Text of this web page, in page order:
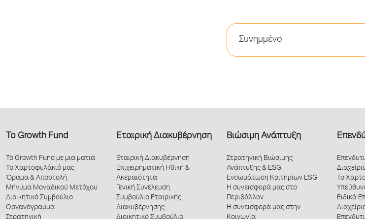
Συνημμένο
Το Growth Fund
Το Growth Fund με μια ματιά
Το Χαρτοφυλάκιό μας
Όραμα & Αποστολή
Μήνυμα Μοναδικού Μετόχου
Διοικητικό Συμβούλιο
Οργανόγραμμα
Στρατηγική
Εταιρική Διακυβέρνηση
Εταιρική Διακυβέρνηση
Επιχειρηματική Ηθική &
Ακεραιότητα
Γενική Συνέλευση
Συμβούλιο Εταιρικής
Διακυβέρνησης
Διοικητικό Συμβούλιο
Βιώσιμη Ανάπτυξη
Στρατηγική Βιώσιμης
Ανάπτυξης & ESG
Ενσωμάτωση Κριτηρίων ESG
Η συνεισφορά μας στο
Περιβάλλον
Η συνεισφορά μας στην
Κοινωνία
Το
Ειδικά